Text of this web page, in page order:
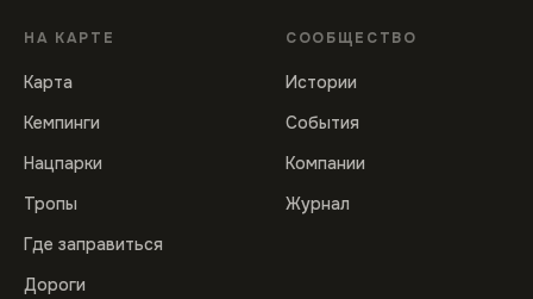
НА КАРТЕ
Карта
Кемпинги
Нацпарки
Тропы
Где заправиться
Дороги
СООБЩЕСТВО
Истории
События
Компании
Журнал